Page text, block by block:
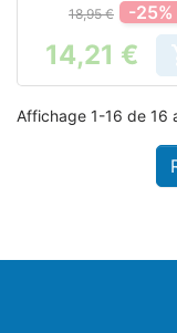
18,95 € -25%
Prix
14,21 €
Affichage 1-16 de 16